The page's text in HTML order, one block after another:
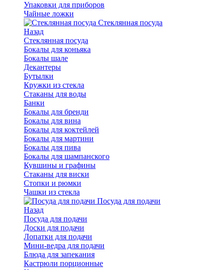
Упаковки для приборов
Чайные ложки
Стеклянная посуда
Назад
Стеклянная посуда
Бокалы для коньяка
Бокалы шале
Декантеры
Бутылки
Кружки из стекла
Стаканы для воды
Банки
Бокалы для бренди
Бокалы для вина
Бокалы для коктейлей
Бокалы для мартини
Бокалы для пива
Бокалы для шампанского
Кувшины и графины
Стаканы для виски
Стопки и рюмки
Чашки из стекла
Посуда для подачи
Назад
Посуда для подачи
Доски для подачи
Лопатки для подачи
Мини-ведра для подачи
Блюда для запекания
Кастрюли порционные